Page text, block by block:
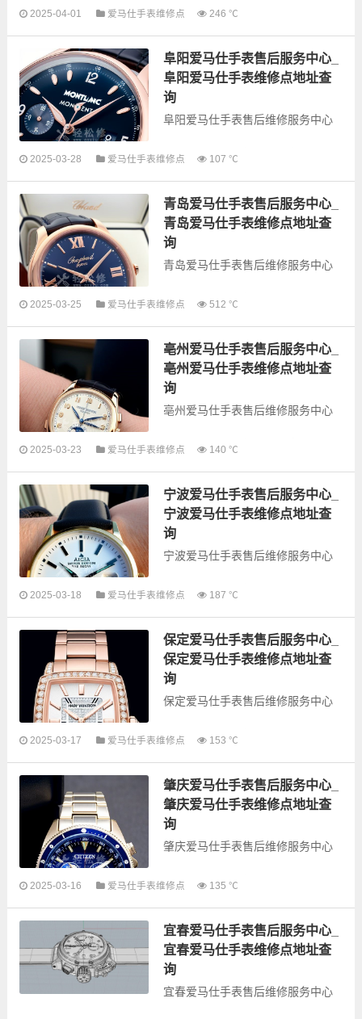
信息，可以为您提供爱马仕全型号
手表的故障检测维修，手表保养等
业务，为了享...
2025-04-01 爱马仕手表维修点 246 ℃
阜阳爱马仕手表售后服务中心_
阜阳爱马仕手表维修点地址查
询
阜阳爱马仕手表售后维修服务中心
以下是古锋网为您整理的阜阳爱马
手表的故障检测维修，手表保养等
业务，为了享受...
2025-03-28 爱马仕手表维修点 107 ℃
青岛爱马仕手表售后服务中心_
青岛爱马仕手表维修点地址查
询
青岛爱马仕手表售后维修服务中心
以下是古锋网为您整理的青岛爱马
手表的故障检测维修，手表保养等
业务，为了享受...
2025-03-25 爱马仕手表维修点 512 ℃
亳州爱马仕手表售后服务中心_
亳州爱马仕手表维修点地址查
询
亳州爱马仕手表售后维修服务中心
以下是古锋网为您整理的亳州爱马
手表的故障检测维修，手表保养等
业务，为了享受...
2025-03-23 爱马仕手表维修点 140 ℃
宁波爱马仕手表售后服务中心_
宁波爱马仕手表维修点地址查
询
宁波爱马仕手表售后维修服务中心
以下是古锋网为您整理的宁波爱马
手表的故障检测维修，手表保养等
业务，为了享受...
2025-03-18 爱马仕手表维修点 187 ℃
保定爱马仕手表售后服务中心_
保定爱马仕手表维修点地址查
询
保定爱马仕手表售后维修服务中心
以下是古锋网为您整理的保定爱马
手表的故障检测维修，手表保养等
业务，为了享受...
2025-03-17 爱马仕手表维修点 153 ℃
肇庆爱马仕手表售后服务中心_
肇庆爱马仕手表维修点地址查
询
肇庆爱马仕手表售后维修服务中心
以下是古锋网为您整理的肇庆爱马
手表的故障检测维修，手表保养等
业务，为了享受...
2025-03-16 爱马仕手表维修点 135 ℃
宜春爱马仕手表售后服务中心_
宜春爱马仕手表维修点地址查
询
宜春爱马仕手表售后维修服务中心